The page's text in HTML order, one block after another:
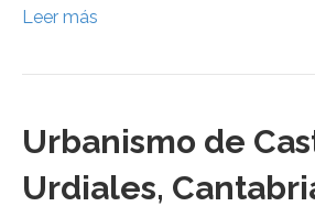
Leer más
Urbanismo de
Urdiales,